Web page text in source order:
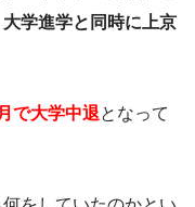
学進学と同時に上京
で大学中退となって